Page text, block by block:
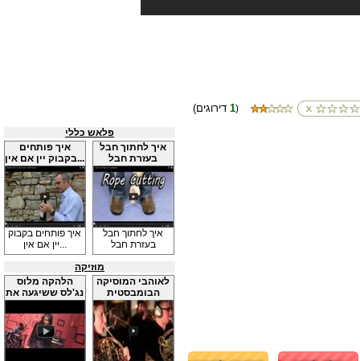
1)
פלאש כללי
איך פותחים
בקבוק יין אם אין...
איך פותחים בקבוק
יין אם אין...
איך לחתוך חבל
בעזרת חבל
איך לחתוך חבל
בעזרת חבל
מוזיקה
הלהקה מלוס
נג'לס ששיגעה את
...
לאוהבי המוסיקה
הבומבסטית